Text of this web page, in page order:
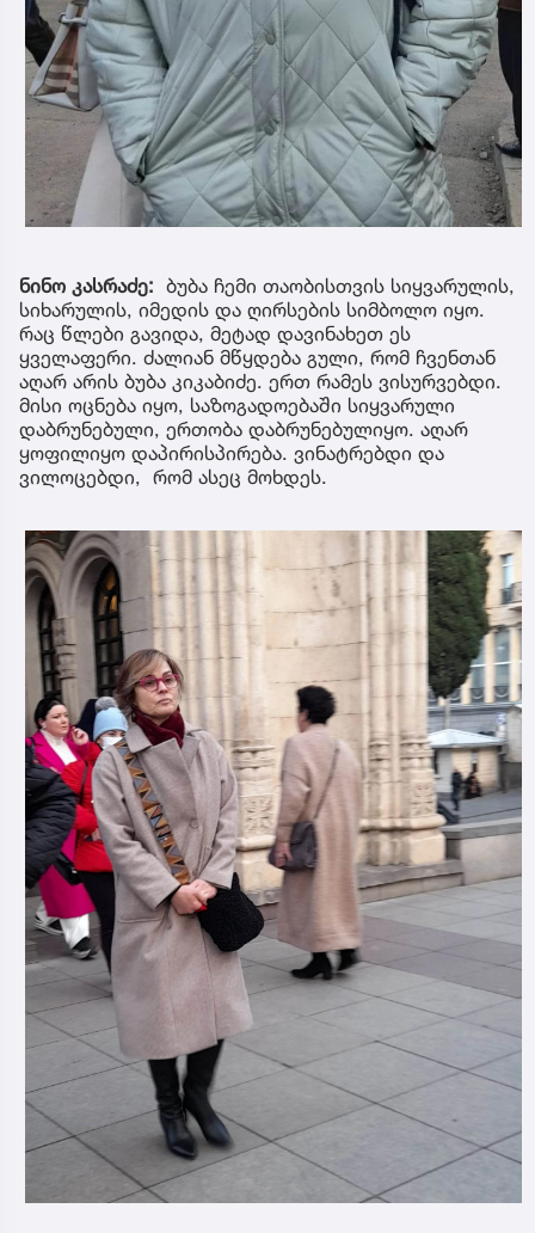
ნინო კასრაძე: ბუბა ჩემი თაობისთვის სიყვარულის,
სიხარულის, იმედის და ღირსების სიმბოლო იყო.
რაც წლები გავიდა, მეტად დავინახეთ ეს
ყველაფერი. ძალიან მწყდება გული, რომ ჩვენთან
აღარ არის ბუბა კიკაბიძე. ერთ რამეს ვისურვებდი.
მისი ოცნება იყო, საზოგადოებაში სიყვარული
დაბრუნებული, ერთობა დაბრუნებულიყო. აღარ
ყოფილიყო დაპირისპირება. ვინატრებდი და
ვილოცებდი, რომ ასეც მოხდეს.